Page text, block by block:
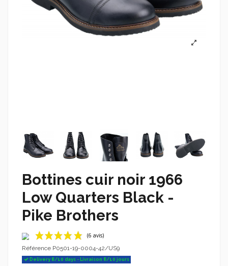
Bottines cuir noir 1966
Low Quarters Black -
Pike Brothers
Référence P0501-19-0004-42/US9
Delivery 8/10 days - Livraison 8/10 jours